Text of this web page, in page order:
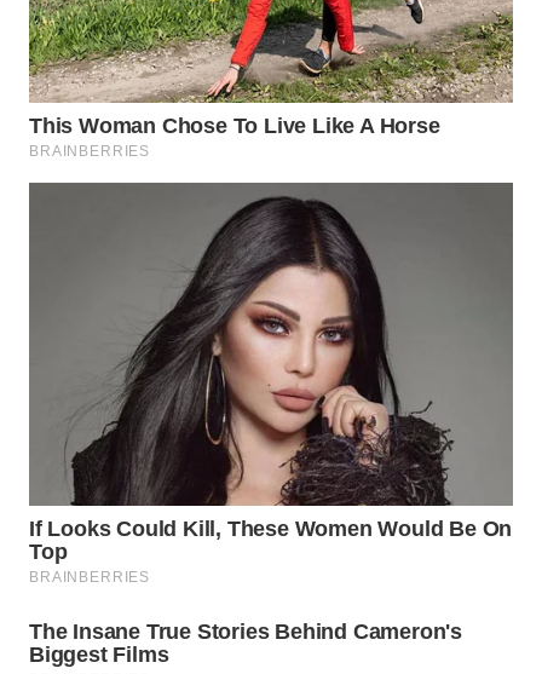
WAHANA
UMKM
WAHANA
SELEB
WAHANA
HEALTH
WAHANA
DESA
WISATA
WAHANA